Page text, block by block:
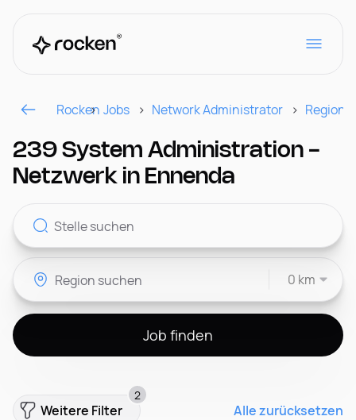
Für Arbeitgeber
Kontakt
CH
Rocken Jobs Network Administrator Region
239 System Administration -
Netzwerk in Ennenda
0 km
Job finden
Weitere Filter
2
Alle zurücksetzen